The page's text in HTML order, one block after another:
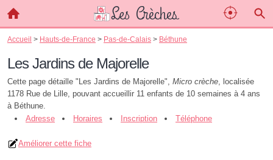
Accueil > Hauts-de-France > Pas-de-Calais > Béthune
Les Jardins de Majorelle
Cette page détaille "Les Jardins de Majorelle", Micro crèche, localisée
1178 Rue de Lille, pouvant accueillir 11 enfants de 10 semaines à 4 ans
à Béthune.
Adresse
Horaires Inscription Téléphone
Améliorer cette fiche